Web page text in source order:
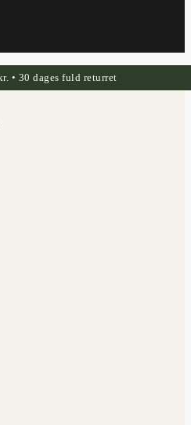
• 30 dages fuld returret